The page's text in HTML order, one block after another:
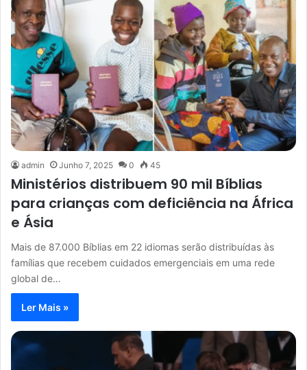
admin Junho 7, 2025 0 45
Ministérios distribuem 90 mil Bíblias
para crianças com deficiência na África
e Ásia
Mais de 87.000 Bíblias em 22 idiomas serão distribuídas às
famílias que recebem cuidados emergenciais em uma rede
global de…
Ler Mais »